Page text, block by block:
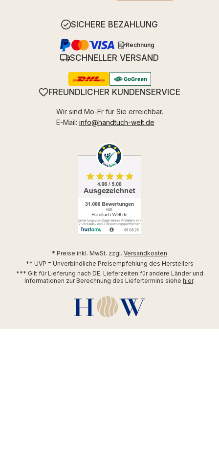
SICHERE BEZAHLUNG
Rechnung
SCHNELLER VERSAND
FREUNDLICHER KUNDENSERVICE
Wir sind Mo-Fr für Sie erreichbar.
E-Mail: info@handtuch-welt.de
* Preise inkl. MwSt. zzgl. Versandkosten
** UVP = Unverbindliche Preisempfehlung des Herstellers
*** Gilt für Lieferung nach DE. Lieferzeiten für andere Länder und
Informationen zur Berechnung des Liefertermins siehe hier.